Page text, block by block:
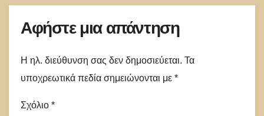
Αφήστε μια απάντηση
Η ηλ. διεύθυνση σας δεν δημοσιεύεται. Τα
υποχρεωτικά πεδία σημειώνονται με *
Σχόλιο *